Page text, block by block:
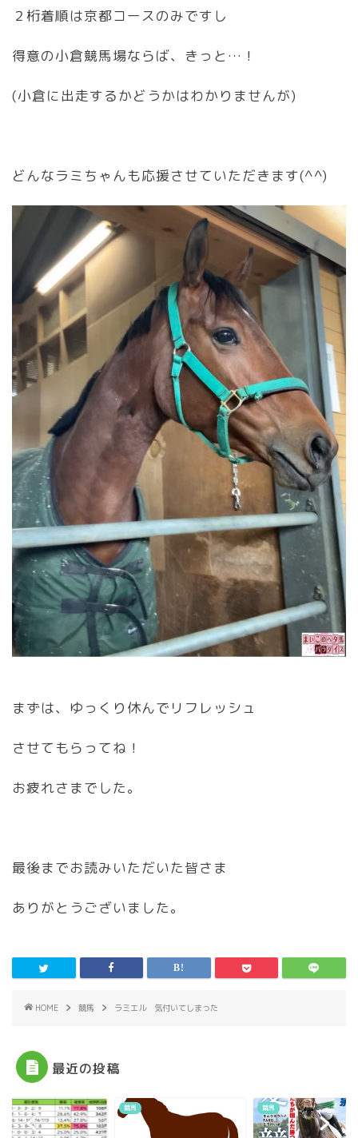
２桁着順は京都コースのみですし
得意の小倉競馬場ならば、きっと…！
(小倉に出走するかどうかはわかりませんが)
どんなラミちゃんも応援させていただきます(^^)
まずは、ゆっくり休んでリフレッシュ
させてもらってね！
お疲れさまでした。
最後までお読みいただいた皆さま
ありがとうございました。
HOME 競馬 ラミエル 気付いてしまった
最近の投稿
競馬 競馬